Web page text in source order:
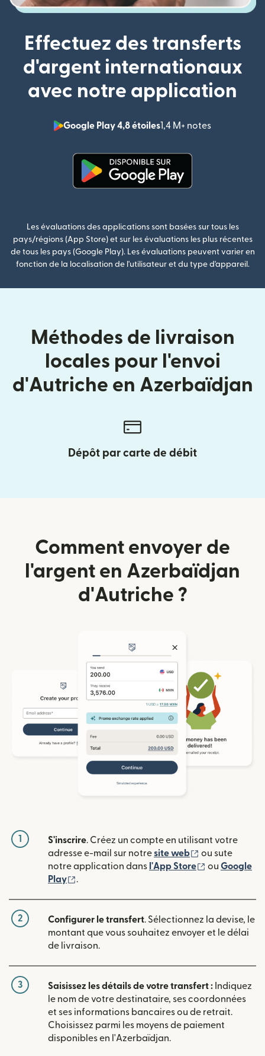
Effectuez des transferts
d'argent internationaux
avec notre application
Google Play 4,8 étoiles1,4 M+ notes
Les évaluations des applications sont basées sur tous les
pays/régions (App Store) et sur les évaluations les plus récentes
de tous les pays (Google Play). Les évaluations peuvent varier en
fonction de la localisation de l'utilisateur et du type d'appareil.
Méthodes de livraison
locales pour l'envoi
d'Autriche en Azerbaïdjan
Dépôt par carte de débit
Comment envoyer de
l'argent en Azerbaïdjan
d'Autriche ?
1 S'inscrire. Créez un compte en utilisant votre
adresse e-mail sur notresite web (s'ouvre dans
ou sute
notre application dans l'App Store (s'ouvre
ou Google
Play
.
2 Configurer le transfert. Sélectionnez la devise, le
montant que vous souhaitez envoyer et le délai
de livraison.
3 Saisissez les détails de votre transfert : Indiquez
le nom de votre destinataire, ses coordonnées
et ses informations bancaires ou de retrait.
Choisissez parmi les moyens de paiement
disponibles en l'Azerbaïdjan.